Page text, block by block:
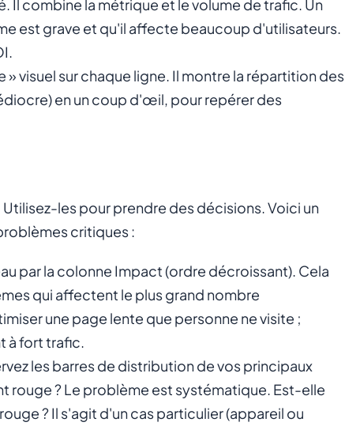
Il combine la métrique et le volume de trafic. Un
est grave et qu'il affecte beaucoup d'utilisateurs.
» visuel sur chaque ligne. Il montre la répartition des
en un coup d'œil, pour repérer des
les pour prendre des décisions. Voici un
critiques :
par la colonne Impact (ordre décroissant). Cela
qui affectent le plus grand nombre
une page lente que personne ne visite ;
à fort trafic.
les barres de distribution de vos principaux
rouge ? Le problème est systématique. Est-elle
? Il s'agit d'un cas particulier (appareil ou